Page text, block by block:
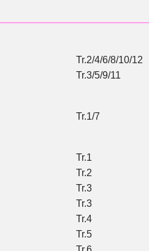
Tr.2/4/6/8/10/12
Tr.3/5/9/11
Tr.1/7
Tr.1
Tr.2
Tr.3
Tr.3
Tr.4
Tr.5